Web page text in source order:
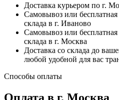
Доставка курьером по г.
Самовывоз или бесплатная
склада в г. Иваново
Самовывоз или бесплатная
склада в г. Москва
Доставка со склада до
любой удобной для вас
Способы оплаты
Оплата в г. Москва